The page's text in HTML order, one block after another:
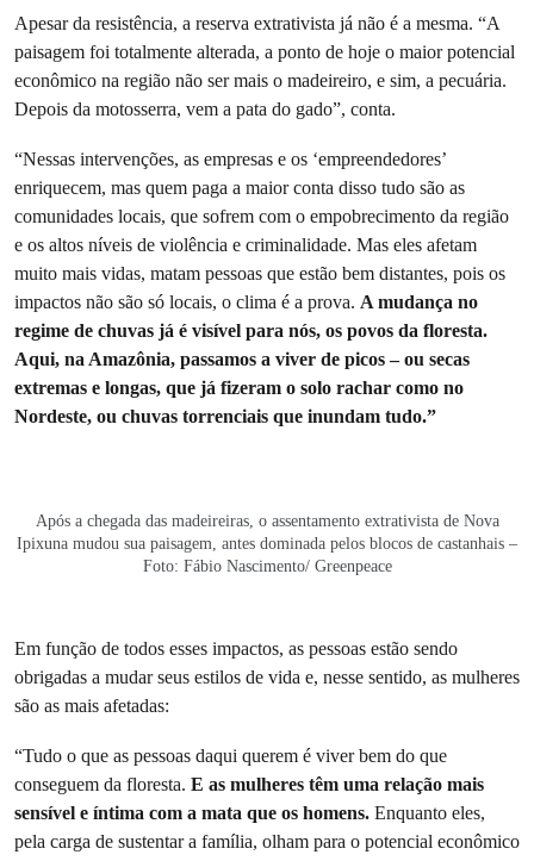
Apesar da resistência, a reserva extrativista já não é a mesma. “A
paisagem foi totalmente alterada, a ponto de hoje o maior potencial
econômico na região não ser mais o madeireiro, e sim, a pecuária.
Depois da motosserra, vem a pata do gado”, conta.
“Nessas intervenções, as empresas e os ‘empreendedores’
enriquecem, mas quem paga a maior conta disso tudo são as
comunidades locais, que sofrem com o empobrecimento da região
e os altos níveis de violência e criminalidade. Mas eles afetam
muito mais vidas, matam pessoas que estão bem distantes, pois os
impactos não são só locais, o clima é a prova. A mudança no
regime de chuvas já é visível para nós, os povos da floresta.
Aqui, na Amazônia, passamos a viver de picos – ou secas
extremas e longas, que já fizeram o solo rachar como no
Nordeste, ou chuvas torrenciais que inundam tudo.”
Após a chegada das madeireiras, o assentamento extrativista de Nova
Ipixuna mudou sua paisagem, antes dominada pelos blocos de castanhais –
Foto: Fábio Nascimento/ Greenpeace
Em função de todos esses impactos, as pessoas estão sendo
obrigadas a mudar seus estilos de vida e, nesse sentido, as mulheres
são as mais afetadas:
“Tudo o que as pessoas daqui querem é viver bem do que
conseguem da floresta. E as mulheres têm uma relação mais
sensível e íntima com a mata que os homens. Enquanto eles,
pela carga de sustentar a família, olham para o potencial econômico